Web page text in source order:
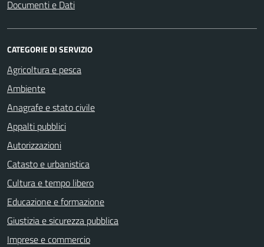
Documenti e Dati
CATEGORIE DI SERVIZIO
Agricoltura e pesca
Ambiente
Anagrafe e stato civile
Appalti pubblici
Autorizzazioni
Catasto e urbanistica
Cultura e tempo libero
Educazione e formazione
Giustizia e sicurezza pubblica
Imprese e commercio